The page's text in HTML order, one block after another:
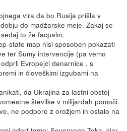
vira da bo Rusija prišla v
do madžarske meje. Zakaj se
to že facpalm.
state map nisi sposoben pokazati
ter Sumy intervencije (pa vemo
Evropejci denarnice , s
in človeškimi izgubami na
da Ukrajina za lastni obstoj
številke v milijardah pomoči.
ne podpore z orožjem in ostalo na